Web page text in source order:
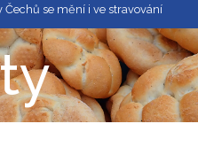
Čechů se mění i ve stravování